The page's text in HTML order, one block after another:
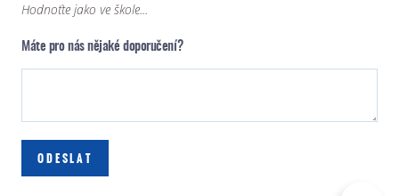
Hodnoťte jako ve škole...
Máte pro nás nějaké doporučení?
ODESLAT